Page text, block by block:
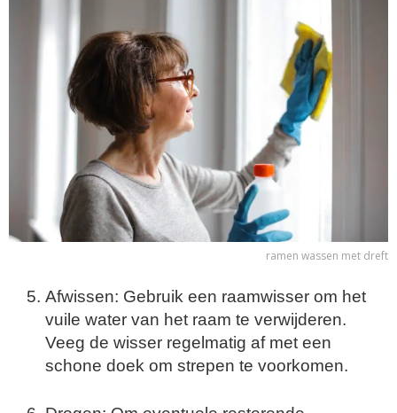
ramen wassen met dreft
Afwissen: Gebruik een raamwisser om het
vuile water van het raam te verwijderen.
Veeg de wisser regelmatig af met een
schone doek om strepen te voorkomen.